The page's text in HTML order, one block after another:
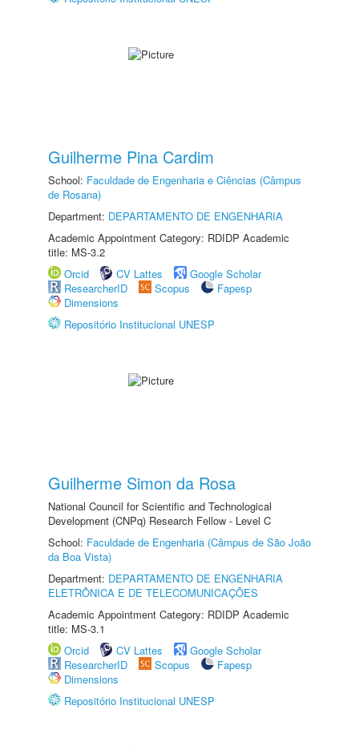
Guilherme Pina Cardim
School: Faculdade de Engenharia e Ciências (Câmpus
de Rosana)
Department: DEPARTAMENTO DE ENGENHARIA
Academic Appointment Category: RDIDP Academic
title: MS-3.2
Orcid
CV Lattes
Google Scholar
ResearcherID
Scopus
Fapesp
Dimensions
Repositório Institucional UNESP
Guilherme Simon da Rosa
National Council for Scientific and Technological
Development (CNPq) Research Fellow - Level C
School: Faculdade de Engenharia (Câmpus de São João
da Boa Vista)
Department: DEPARTAMENTO DE ENGENHARIA
ELETRÔNICA E DE TELECOMUNICAÇÕES
Academic Appointment Category: RDIDP Academic
title: MS-3.1
Orcid
CV Lattes
Google Scholar
ResearcherID
Scopus
Fapesp
Dimensions
Repositório Institucional UNESP